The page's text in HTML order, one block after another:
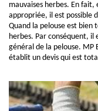
mauvaises herbes. En
appropriée, il est possible
Quand la pelouse est bien
herbes. Par conséquent, il
général de la pelouse. MP
établit un devis qui est